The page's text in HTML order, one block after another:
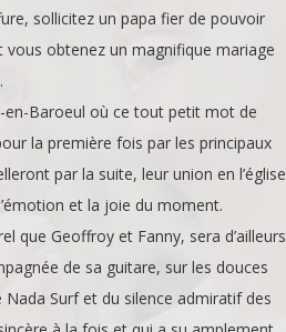
sollicitez un papa fier de pouvoir
obtenez un magnifique mariage
en-Baroeul où ce tout petit mot de
la première fois par les principaux
par la suite, leur union en l’église
et la joie du moment.
que Geoffroy et Fanny, sera d’ailleurs
de sa guitare, sur les douces
Surf et du silence admiratif des